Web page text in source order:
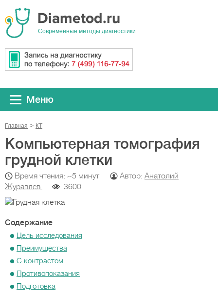
Cовременные методы диагностики
Меню
Главная КТ
Компьютерная томография
грудной клетки
Время чтения: ~5 минут Автор: Анатолий
Журавлев
3600
Содержание
Цель исследования
Преимущества
С контрастом
Противопоказания
Подготовка